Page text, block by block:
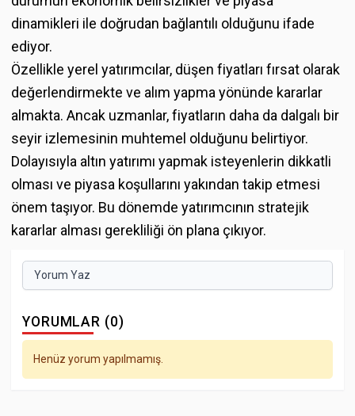
dinamikleri ile doğrudan bağlantılı olduğunu ifade
ediyor.
Özellikle yerel yatırımcılar, düşen fiyatları fırsat olarak
değerlendirmekte ve alım yapma yönünde kararlar
almakta. Ancak uzmanlar, fiyatların daha da dalgalı bir
seyir izlemesinin muhtemel olduğunu belirtiyor.
Dolayısıyla altın yatırımı yapmak isteyenlerin dikkatli
olması ve piyasa koşullarını yakından takip etmesi
önem taşıyor. Bu dönemde yatırımcının stratejik
kararlar alması gerekliliği ön plana çıkıyor.
Yorum Yaz
YORUMLAR (0)
Henüz yorum yapılmamış.